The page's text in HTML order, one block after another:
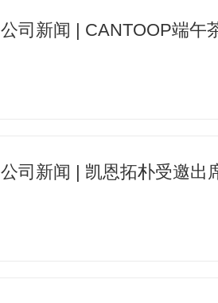
公司新闻 | CANTOOP端午
公司新闻 | 凯恩拓朴受邀出